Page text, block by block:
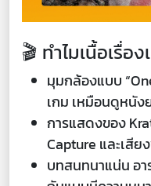
🎬 ทำไมเนื้อเรื่
มุมกล้องแบบ
เกม เหมือนดูหนัง
การแสดงของ
Capture และเสี
บทสนทนาแน่น อ